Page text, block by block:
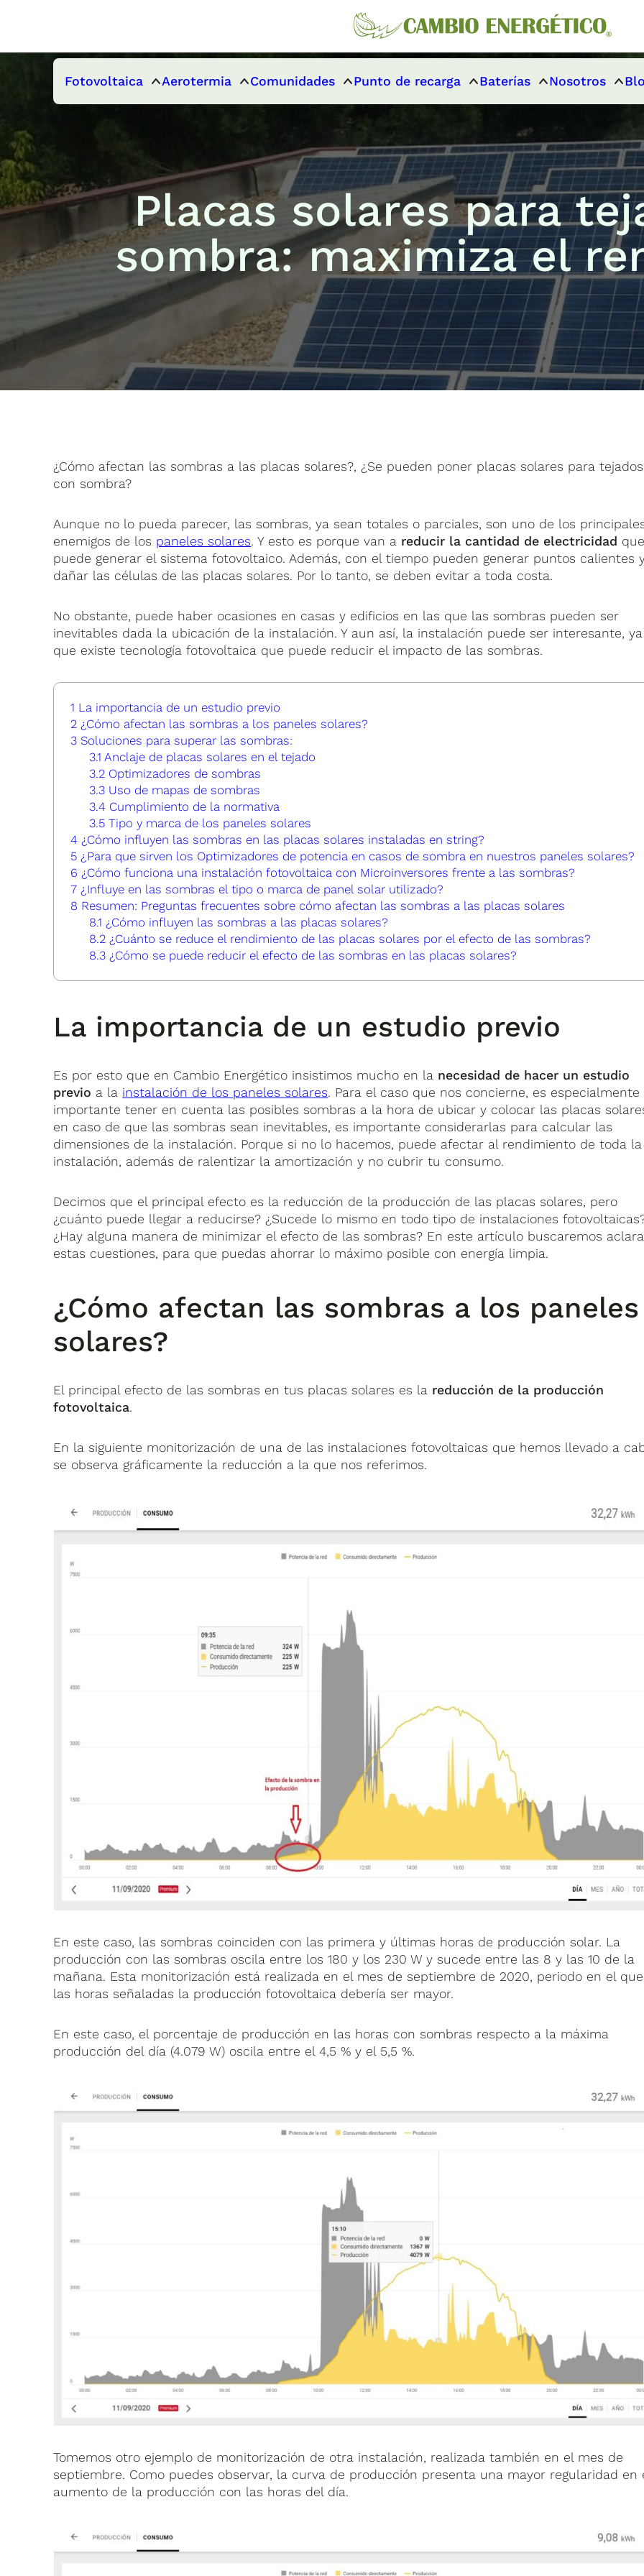
Fotovoltaica Aerotermia Comunidades Punto de recarga Baterías Nosotros
Placas solares para
sombra: maximiza el
¿Cómo afectan las sombras a las placas solares?, ¿Se pueden poner placas solares para tejados
con sombra?
Aunque no lo pueda parecer, las sombras, ya sean totales o parciales, son uno de los
enemigos de los paneles solares. Y esto es porque van a reducir la cantidad de electricidad
puede generar el sistema fotovoltaico. Además, con el tiempo pueden generar puntos calientes
dañar las células de las placas solares. Por lo tanto, se deben evitar a toda costa.
No obstante, puede haber ocasiones en casas y edificios en las que las sombras pueden ser
inevitables dada la ubicación de la instalación. Y aun así, la instalación puede ser interesante, ya
que existe tecnología fotovoltaica que puede reducir el impacto de las sombras.
1 La importancia de un estudio previo
2 ¿Cómo afectan las sombras a los paneles solares?
3 Soluciones para superar las sombras:
3.1 Anclaje de placas solares en el tejado
3.2Optimizadores de sombras
3.3Uso de mapas de sombras
3.4Cumplimiento de la normativa
3.5Tipo y marca de los paneles solares
4 ¿Cómo influyen las sombras en las placas solares instaladas en string?
5 ¿Para que sirven los Optimizadores de potencia en casos de sombra en nuestros paneles solares?
6 ¿Cómo funciona una instalación fotovoltaica con Microinversores frente a las sombras?
7 ¿Influye en las sombras el tipo o marca de panel solar utilizado?
8 Resumen: Preguntas frecuentes sobre cómo afectan las sombras a las placas solares
8.1 ¿Cómo influyen las sombras a las placas solares?
8.2¿Cuánto se reduce el rendimiento de las placas solares por el efecto de las sombras?
8.3¿Cómo se puede reducir el efecto de las sombras en las placas solares?
La importancia de un estudio previo
Es por esto que en Cambio Energético insistimos mucho en la necesidad de hacer un estudio
previo a la instalación de los paneles solares. Para el caso que nos concierne, es especialmente
importante tener en cuenta las posibles sombras a la hora de ubicar y colocar las placas
en caso de que las sombras sean inevitables, es importante considerarlas para calcular las
dimensiones de la instalación. Porque si no lo hacemos, puede afectar al rendimiento de toda la
instalación, además de ralentizar la amortización y no cubrir tu consumo.
Decimos que el principal efecto es la reducción de la producción de las placas solares, pero
¿cuánto puede llegar a reducirse? ¿Sucede lo mismo en todo tipo de instalaciones
¿Hay alguna manera de minimizar el efecto de las sombras? En este artículo buscaremos
estas cuestiones, para que puedas ahorrar lo máximo posible con energía limpia.
¿Cómo afectan las sombras a los paneles
solares?
El principal efecto de las sombras en tus placas solares es la reducción de la producción
fotovoltaica.
En la siguiente monitorización de una de las instalaciones fotovoltaicas que hemos llevado a
se observa gráficamente la reducción a la que nos referimos.
En este caso, las sombras coinciden con las primera y últimas horas de producción solar. La
producción con las sombras oscila entre los 180 y los 230 W y sucede entre las 8 y las 10 de la
mañana. Esta monitorización está realizada en el mes de septiembre de 2020, periodo en el
las horas señaladas la producción fotovoltaica debería ser mayor.
En este caso, el porcentaje de producción en las horas con sombras respecto a la máxima
producción del día (4.079 W) oscila entre el 4,5 % y el 5,5 %.
Tomemos otro ejemplo de monitorización de otra instalación, realizada también en el mes de
septiembre. Como puedes observar, la curva de producción presenta una mayor regularidad en
aumento de la producción con las horas del día.